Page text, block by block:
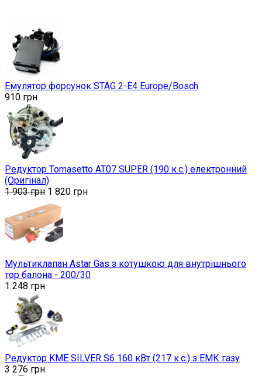
Емулятор форсунок STAG 2-E4 Europe/Bosch
910 грн
Редуктор Tomasetto AT07 SUPER (190 к.с.) електронний
(Оригінал)
1 903грн 1 820 грн
Мультиклапан Astar Gas з котушкою для внутрішнього
тор балона - 200/30
1 248 грн
Редуктор KME SILVER S6 160 кВт (217 к.с.) з ЕМК газу
3 276 грн